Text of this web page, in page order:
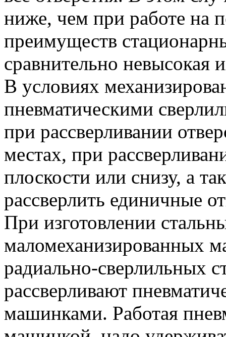
ниже, чем при работе на
преимуществ
сравнительно невысокая
В условиях
пневматическими
при рассверливании
местах, при
плоскости или снизу, а
рассверлить единичные
При изготовлении
маломеханизированных
радиально-сверлильных
рассверливают
машинками. Работая